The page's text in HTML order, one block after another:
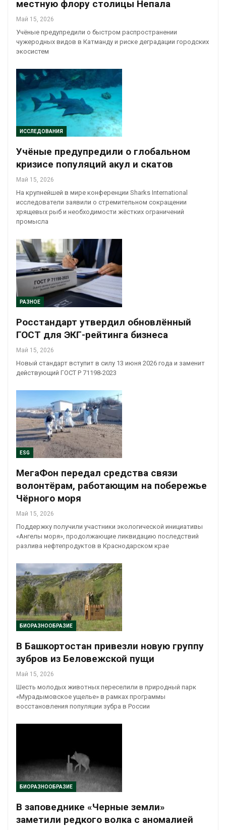
местную флору столицы Непала
Май 15, 2026
Учёные предупредили о быстром распространении
чужеродных видов в Катманду и риске деградации городских
экосистем
ИССЛЕДОВАНИЯ
Учёные предупредили о глобальном
кризисе популяций акул и скатов
Май 15, 2026
На крупнейшей в мире конференции Sharks International
исследователи заявили о стремительном сокращении
хрящевых рыб и необходимости жёстких ограничений
промысла
РАЗНОЕ
Росстандарт утвердил обновлённый
ГОСТ для ЭКГ-рейтинга бизнеса
Май 15, 2026
Новый стандарт вступит в силу 13 июня 2026 года и заменит
действующий ГОСТ Р 71198-2023
ESG
МегаФон передал средства связи
волонтёрам, работающим на побережье
Чёрного моря
Май 15, 2026
Поддержку получили участники экологической инициативы
«Ангелы моря», продолжающие ликвидацию последствий
разлива нефтепродуктов в Краснодарском крае
БИОРАЗНООБРАЗИЕ
В Башкортостан привезли новую группу
зубров из Беловежской пущи
Май 15, 2026
Шесть молодых животных переселили в природный парк
«Мурадымовское ущелье» в рамках программы
восстановления популяции зубра в России
БИОРАЗНООБРАЗИЕ
В заповеднике «Черные земли»
заметили редкого волка с аномалией